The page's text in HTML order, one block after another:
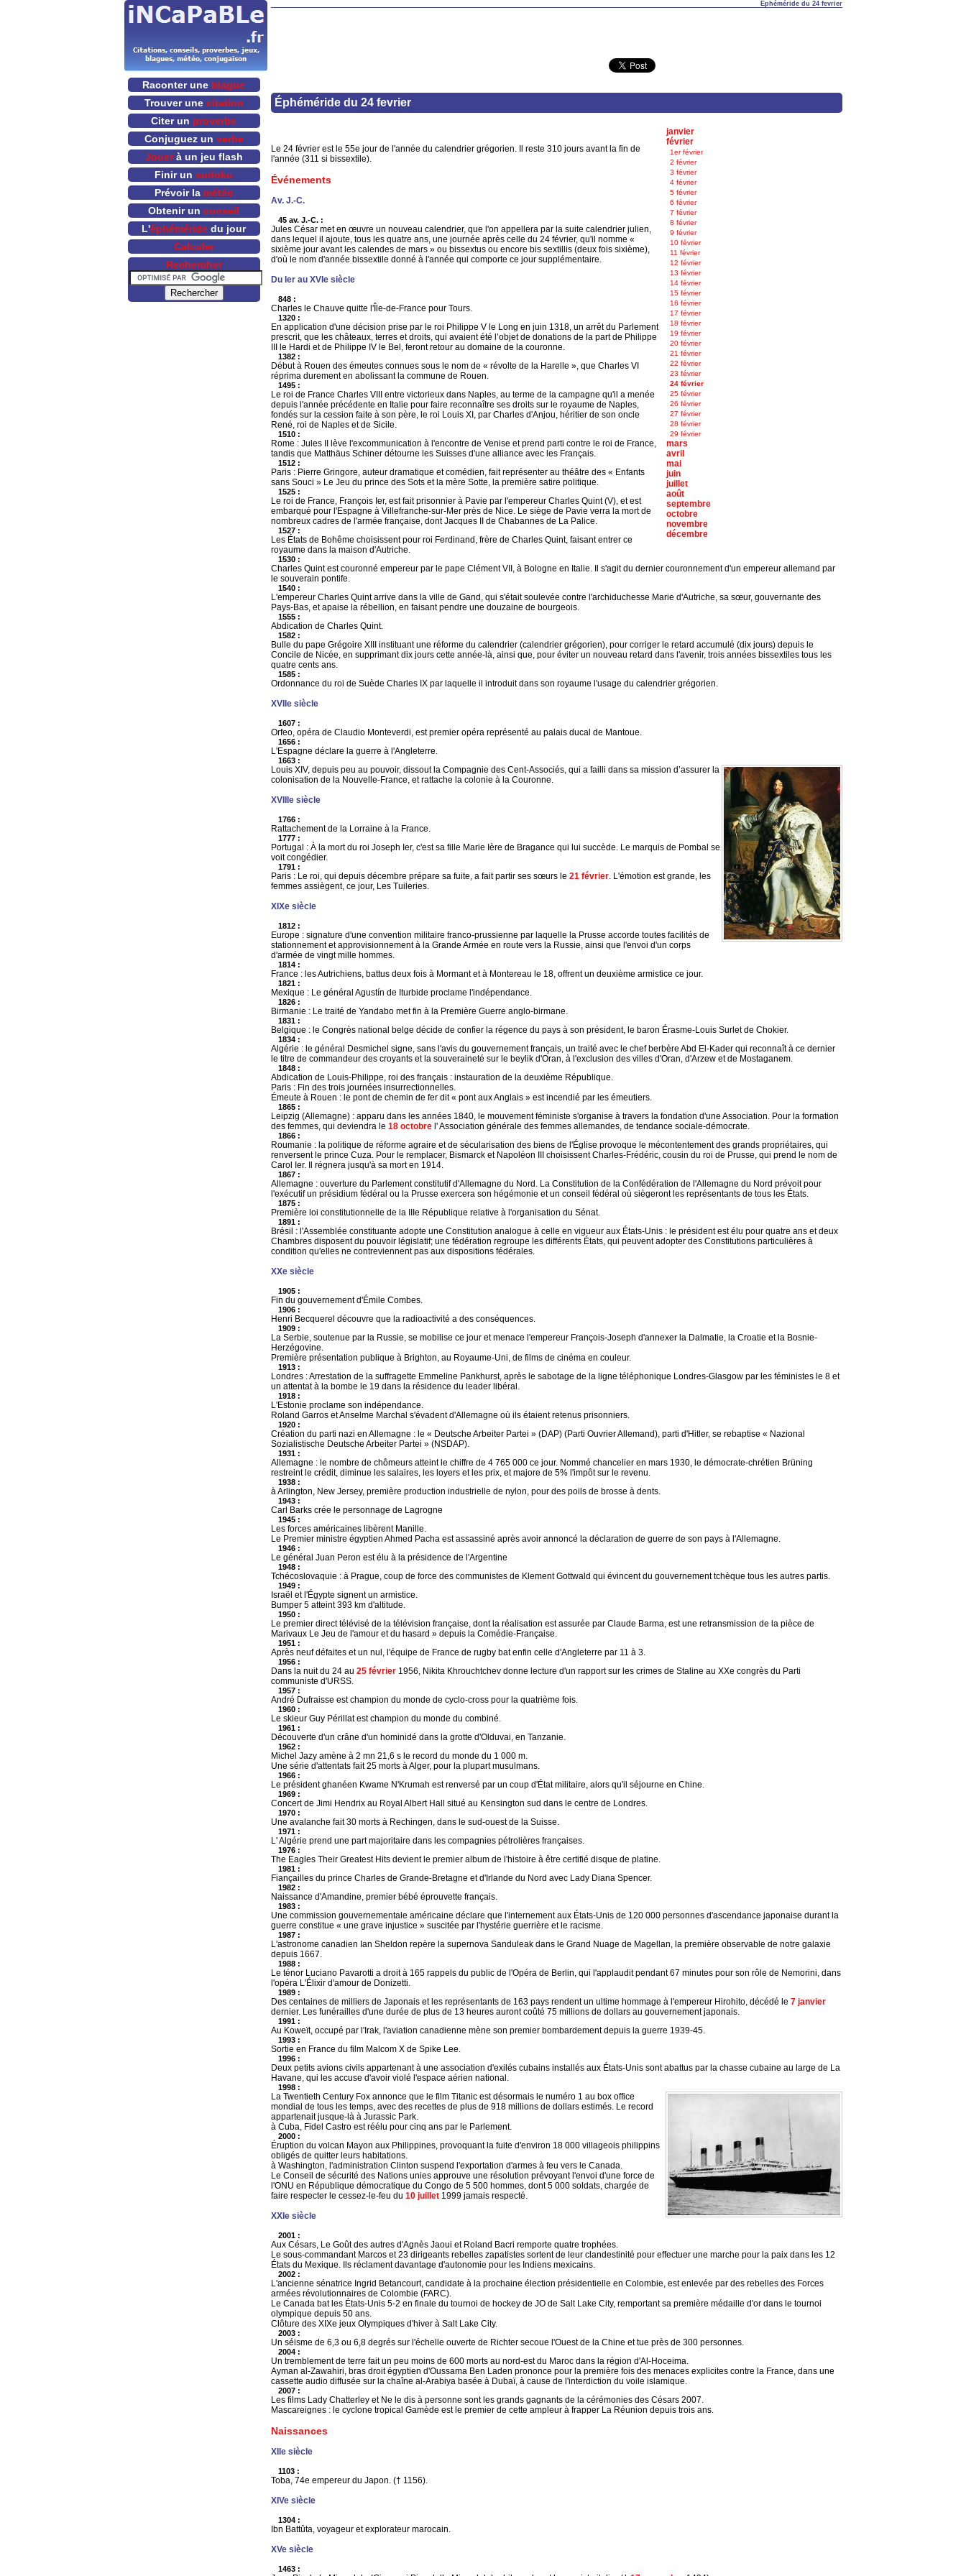
Éphéméride du 24 fevrier
Éphéméride du 24 fevrier
janvier
février
1er février
2 février
3 février
4 février
5 février
6 février
7 février
8 février
9 février
10 février
11 février
12 février
13 février
14 février
15 février
16 février
17 février
18 février
19 février
20 février
21 février
22 février
23 février
24 février
25 février
26 février
27 février
28 février
29 février
mars
avril
mai
juin
juillet
août
septembre
octobre
novembre
décembre
Le 24 février est le 55e jour de l'année du calendrier grégorien. Il reste 310 jours avant la fin de
l'année (311 si bissextile).
Événements
Av. J.-C.
45 av. J.-C. :
Jules César met en œuvre un nouveau calendrier, que l'on appellera par la suite calendrier julien,
dans lequel il ajoute, tous les quatre ans, une journée après celle du 24 février, qu'il nomme «
sixième jour avant les calendes de mars » ou bissextus ou encore bis sextillis (deux fois sixième),
d'où le nom d'année bissextile donné à l'année qui comporte ce jour supplémentaire.
Du Ier au XVIe siècle
848 :
Charles le Chauve quitte l'Île-de-France pour Tours.
1320 :
En application d'une décision prise par le roi Philippe V le Long en juin 1318, un arrêt du Parlement
prescrit, que les châteaux, terres et droits, qui avaient été l’objet de donations de la part de Philippe
III le Hardi et de Philippe IV le Bel, feront retour au domaine de la couronne.
1382 :
Début à Rouen des émeutes connues sous le nom de « révolte de la Harelle », que Charles VI
réprima durement en abolissant la commune de Rouen.
1495 :
Le roi de France Charles VIII entre victorieux dans Naples, au terme de la campagne qu'il a menée
depuis l'année précédente en Italie pour faire reconnaître ses droits sur le royaume de Naples,
fondés sur la cession faite à son père, le roi Louis XI, par Charles d'Anjou, héritier de son oncle
René, roi de Naples et de Sicile.
1510 :
Rome : Jules II lève l'excommunication à l'encontre de Venise et prend parti contre le roi de France,
tandis que Matthäus Schiner détourne les Suisses d'une alliance avec les Français.
1512 :
Paris : Pierre Gringore, auteur dramatique et comédien, fait représenter au théâtre des « Enfants
sans Souci » Le Jeu du prince des Sots et la mère Sotte, la première satire politique.
1525 :
Le roi de France, François Ier, est fait prisonnier à Pavie par l'empereur Charles Quint (V), et est
embarqué pour l'Espagne à Villefranche-sur-Mer près de Nice. Le siège de Pavie verra la mort de
nombreux cadres de l'armée française, dont Jacques II de Chabannes de La Palice.
1527 :
Les États de Bohême choisissent pour roi Ferdinand, frère de Charles Quint, faisant entrer ce
royaume dans la maison d'Autriche.
1530 :
Charles Quint est couronné empereur par le pape Clément VII, à Bologne en Italie. Il s'agit du dernier couronnement d'un empereur allemand par
le souverain pontife.
1540 :
L'empereur Charles Quint arrive dans la ville de Gand, qui s'était soulevée contre l'archiduchesse Marie d'Autriche, sa sœur, gouvernante des
Pays-Bas, et apaise la rébellion, en faisant pendre une douzaine de bourgeois.
1555 :
Abdication de Charles Quint.
1582 :
Bulle du pape Grégoire XIII instituant une réforme du calendrier (calendrier grégorien), pour corriger le retard accumulé (dix jours) depuis le
Concile de Nicée, en supprimant dix jours cette année-là, ainsi que, pour éviter un nouveau retard dans l'avenir, trois années bissextiles tous les
quatre cents ans.
1585 :
Ordonnance du roi de Suède Charles IX par laquelle il introduit dans son royaume l'usage du calendrier grégorien.
XVIIe siècle
1607 :
Orfeo, opéra de Claudio Monteverdi, est premier opéra représenté au palais ducal de Mantoue.
1656 :
L'Espagne déclare la guerre à l'Angleterre.
1663 :
Louis XIV, depuis peu au pouvoir, dissout la Compagnie des Cent-Associés, qui a failli dans sa mission d’assurer la
colonisation de la Nouvelle-France, et rattache la colonie à la Couronne.
XVIIIe siècle
1766 :
Rattachement de la Lorraine à la France.
1777 :
Portugal : À la mort du roi Joseph Ier, c'est sa fille Marie Ière de Bragance qui lui succède. Le marquis de Pombal se
voit congédier.
1791 :
Paris : Le roi, qui depuis décembre prépare sa fuite, a fait partir ses sœurs le 21 février. L'émotion est grande, les
femmes assiègent, ce jour, Les Tuileries.
XIXe siècle
1812 :
Europe : signature d'une convention militaire franco-prussienne par laquelle la Prusse accorde toutes facilités de
stationnement et approvisionnement à la Grande Armée en route vers la Russie, ainsi que l'envoi d'un corps
d'armée de vingt mille hommes.
1814 :
France : les Autrichiens, battus deux fois à Mormant et à Montereau le 18, offrent un deuxième armistice ce jour.
1821 :
Mexique : Le général Agustín de Iturbide proclame l'indépendance.
1826 :
Birmanie : Le traité de Yandabo met fin à la Première Guerre anglo-birmane.
1831 :
Belgique : le Congrès national belge décide de confier la régence du pays à son président, le baron Érasme-Louis Surlet de Chokier.
1834 :
Algérie : le général Desmichel signe, sans l'avis du gouvernement français, un traité avec le chef berbère Abd El-Kader qui reconnaît à ce dernier
le titre de commandeur des croyants et la souveraineté sur le beylik d'Oran, à l'exclusion des villes d'Oran, d'Arzew et de Mostaganem.
1848 :
Abdication de Louis-Philippe, roi des français : instauration de la deuxième République.
Paris : Fin des trois journées insurrectionnelles.
Émeute à Rouen : le pont de chemin de fer dit « pont aux Anglais » est incendié par les émeutiers.
1865 :
Leipzig (Allemagne) : apparu dans les années 1840, le mouvement féministe s'organise à travers la fondation d'une Association. Pour la formation
des femmes, qui deviendra le 18 octobrel' Association générale des femmes allemandes, de tendance sociale-démocrate.
1866 :
Roumanie : la politique de réforme agraire et de sécularisation des biens de l'Église provoque le mécontentement des grands propriétaires, qui
renversent le prince Cuza. Pour le remplacer, Bismarck et Napoléon III choisissent Charles-Frédéric, cousin du roi de Prusse, qui prend le nom de
Carol Ier. Il régnera jusqu'à sa mort en 1914.
1867 :
Allemagne : ouverture du Parlement constitutif d'Allemagne du Nord. La Constitution de la Confédération de l'Allemagne du Nord prévoit pour
l'exécutif un présidium fédéral ou la Prusse exercera son hégémonie et un conseil fédéral où siègeront les représentants de tous les États.
1875 :
Première loi constitutionnelle de la IIIe République relative à l'organisation du Sénat.
1891 :
Brésil : l'Assemblée constituante adopte une Constitution analogue à celle en vigueur aux États-Unis : le président est élu pour quatre ans et deux
Chambres disposent du pouvoir législatif; une fédération regroupe les différents États, qui peuvent adopter des Constitutions particulières à
condition qu'elles ne contreviennent pas aux dispositions fédérales.
XXe siècle
1905 :
Fin du gouvernement d'Émile Combes.
1906 :
Henri Becquerel découvre que la radioactivité a des conséquences.
1909 :
La Serbie, soutenue par la Russie, se mobilise ce jour et menace l'empereur François-Joseph d'annexer la Dalmatie, la Croatie et la Bosnie-
Herzégovine.
Première présentation publique à Brighton, au Royaume-Uni, de films de cinéma en couleur.
1913 :
Londres : Arrestation de la suffragette Emmeline Pankhurst, après le sabotage de la ligne téléphonique Londres-Glasgow par les féministes le 8 et
un attentat à la bombe le 19 dans la résidence du leader libéral.
1918 :
L'Estonie proclame son indépendance.
Roland Garros et Anselme Marchal s'évadent d'Allemagne où ils étaient retenus prisonniers.
1920 :
Création du parti nazi en Allemagne : le « Deutsche Arbeiter Partei » (DAP) (Parti Ouvrier Allemand), parti d'Hitler, se rebaptise « Nazional
Sozialistische Deutsche Arbeiter Partei » (NSDAP).
1931 :
Allemagne : le nombre de chômeurs atteint le chiffre de 4 765 000 ce jour. Nommé chancelier en mars 1930, le démocrate-chrétien Brüning
restreint le crédit, diminue les salaires, les loyers et les prix, et majore de 5% l'impôt sur le revenu.
1938 :
à Arlington, New Jersey, première production industrielle de nylon, pour des poils de brosse à dents.
1943 :
Carl Barks crée le personnage de Lagrogne
1945 :
Les forces américaines libèrent Manille.
Le Premier ministre égyptien Ahmed Pacha est assassiné après avoir annoncé la déclaration de guerre de son pays à l'Allemagne.
1946 :
Le général Juan Peron est élu à la présidence de l'Argentine
1948 :
Tchécoslovaquie : à Prague, coup de force des communistes de Klement Gottwald qui évincent du gouvernement tchèque tous les autres partis.
1949 :
Israël et l'Égypte signent un armistice.
Bumper 5 atteint 393 km d'altitude.
1950 :
Le premier direct télévisé de la télévision française, dont la réalisation est assurée par Claude Barma, est une retransmission de la pièce de
Marivaux Le Jeu de l'amour et du hasard » depuis la Comédie-Française.
1951 :
Après neuf défaites et un nul, l'équipe de France de rugby bat enfin celle d'Angleterre par 11 à 3.
1956 :
Dans la nuit du 24 au 25 février1956, Nikita Khrouchtchev donne lecture d'un rapport sur les crimes de Staline au XXe congrès du Parti
communiste d'URSS.
1957 :
André Dufraisse est champion du monde de cyclo-cross pour la quatrième fois.
1960 :
Le skieur Guy Périllat est champion du monde du combiné.
1961 :
Découverte d'un crâne d'un hominidé dans la grotte d'Olduvai, en Tanzanie.
1962 :
Michel Jazy amène à 2 mn 21,6 s le record du monde du 1 000 m.
Une série d'attentats fait 25 morts à Alger, pour la plupart musulmans.
1966 :
Le président ghanéen Kwame N'Krumah est renversé par un coup d'État militaire, alors qu'il séjourne en Chine.
1969 :
Concert de Jimi Hendrix au Royal Albert Hall situé au Kensington sud dans le centre de Londres.
1970 :
Une avalanche fait 30 morts à Rechingen, dans le sud-ouest de la Suisse.
1971 :
L' Algérie prend une part majoritaire dans les compagnies pétrolières françaises.
1976 :
The Eagles Their Greatest Hits devient le premier album de l'histoire à être certifié disque de platine.
1981 :
Fiançailles du prince Charles de Grande-Bretagne et d'Irlande du Nord avec Lady Diana Spencer.
1982 :
Naissance d'Amandine, premier bébé éprouvette français.
1983 :
Une commission gouvernementale américaine déclare que l'internement aux États-Unis de 120 000 personnes d'ascendance japonaise durant la
guerre constitue « une grave injustice » suscitée par l'hystérie guerrière et le racisme.
1987 :
L'astronome canadien Ian Sheldon repère la supernova Sanduleak dans le Grand Nuage de Magellan, la première observable de notre galaxie
depuis 1667.
1988 :
Le ténor Luciano Pavarotti a droit à 165 rappels du public de l'Opéra de Berlin, qui l'applaudit pendant 67 minutes pour son rôle de Nemorini, dans
l'opéra L'Élixir d'amour de Donizetti.
1989 :
Des centaines de milliers de Japonais et les représentants de 163 pays rendent un ultime hommage à l'empereur Hirohito, décédé le 7 janvier
dernier. Les funérailles d'une durée de plus de 13 heures auront coûté 75 millions de dollars au gouvernement japonais.
1991 :
Au Koweït, occupé par l'Irak, l'aviation canadienne mène son premier bombardement depuis la guerre 1939-45.
1993 :
Sortie en France du film Malcom X de Spike Lee.
1996 :
Deux petits avions civils appartenant à une association d'exilés cubains installés aux États-Unis sont abattus par la chasse cubaine au large de La
Havane, qui les accuse d'avoir violé l'espace aérien national.
1998 :
La Twentieth Century Fox annonce que le film Titanic est désormais le numéro 1 au box office
mondial de tous les temps, avec des recettes de plus de 918 millions de dollars estimés. Le record
appartenait jusque-là à Jurassic Park.
à Cuba, Fidel Castro est réélu pour cinq ans par le Parlement.
2000 :
Éruption du volcan Mayon aux Philippines, provoquant la fuite d'environ 18 000 villageois philippins
obligés de quitter leurs habitations.
à Washington, l'administration Clinton suspend l'exportation d'armes à feu vers le Canada.
Le Conseil de sécurité des Nations unies approuve une résolution prévoyant l'envoi d'une force de
l'ONU en République démocratique du Congo de 5 500 hommes, dont 5 000 soldats, chargée de
faire respecter le cessez-le-feu du 10 juillet1999 jamais respecté.
XXIe siècle
2001 :
Aux Césars, Le Goût des autres d'Agnès Jaoui et Roland Bacri remporte quatre trophées.
Le sous-commandant Marcos et 23 dirigeants rebelles zapatistes sortent de leur clandestinité pour effectuer une marche pour la paix dans les 12
États du Mexique. Ils réclament davantage d'autonomie pour les Indiens mexicains.
2002 :
L'ancienne sénatrice Ingrid Betancourt, candidate à la prochaine élection présidentielle en Colombie, est enlevée par des rebelles des Forces
armées révolutionnaires de Colombie (FARC).
Le Canada bat les États-Unis 5-2 en finale du tournoi de hockey de JO de Salt Lake City, remportant sa première médaille d'or dans le tournoi
olympique depuis 50 ans.
Clôture des XIXe jeux Olympiques d'hiver à Salt Lake City.
2003 :
Un séisme de 6,3 ou 6,8 degrés sur l'échelle ouverte de Richter secoue l'Ouest de la Chine et tue près de 300 personnes.
2004 :
Un tremblement de terre fait un peu moins de 600 morts au nord-est du Maroc dans la région d'Al-Hoceima.
Ayman al-Zawahiri, bras droit égyptien d'Oussama Ben Laden prononce pour la première fois des menaces explicites contre la France, dans une
cassette audio diffusée sur la chaîne al-Arabiya basée à Dubaï, à cause de l'interdiction du voile islamique.
2007 :
Les films Lady Chatterley et Ne le dis à personne sont les grands gagnants de la cérémonies des Césars 2007.
Mascareignes : le cyclone tropical Gamède est le premier de cette ampleur à frapper La Réunion depuis trois ans.
Naissances
XIIe siècle
1103 :
Toba, 74e empereur du Japon. († 1156).
XIVe siècle
1304 :
Ibn Battûta, voyageur et explorateur marocain.
XVe siècle
1463 :
Raconter une blague
Trouver une citation
Citer un proverbe
Conjuguez un verbe
Jouerà un jeu flash
Finir un sudoku
Prévoir la météo
Obtenir un conseil
L'éphéméride du jour
Calculer
Rechercher